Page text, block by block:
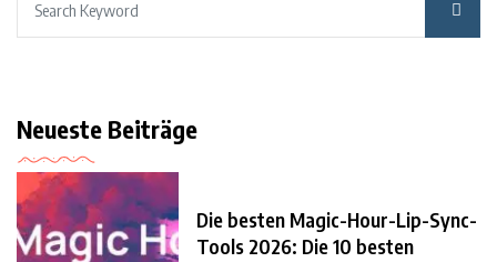
Neueste Beiträge
Die besten Magic-Hour-Lip-Sync-
Tools 2026: Die 10 besten